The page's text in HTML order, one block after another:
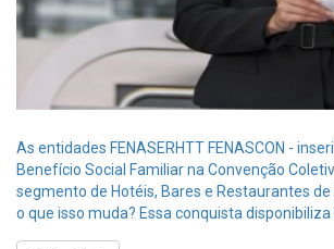
As entidades FENASERHTT FENASCON -
Benefício Social Familiar na Convenção
segmento de Hotéis, Bares e Restaurantes de
o que isso muda? Essa conquista disponibiliza